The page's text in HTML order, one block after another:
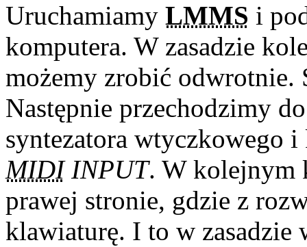
Uruchamiamy LMMS i
komputera. W zasadzie
możemy zrobić odwrotnie.
Następnie przechodzimy
syntezatora wtyczkowego
MIDIINPUT. W kolejnym
prawej stronie, gdzie z
klawiaturę. I to w zasadzie